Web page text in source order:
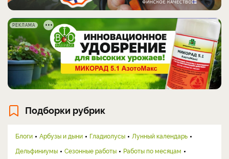
РЕКЛАМА
Подборки рубрик
Блоги Арбузы и дыни Гладиолусы
Лунный календарь
Дельфиниумы
Сезонные работы
Работы по месяцам